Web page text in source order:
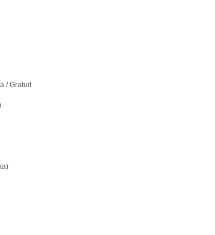
/ Gratuit